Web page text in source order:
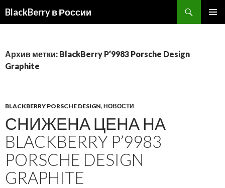
BlackBerry в России
Архив метки: BlackBerry P’9983 Porsche Design
Graphite
BLACKBERRY PORSCHE DESIGN, НОВОСТИ
СНИЖЕНА ЦЕНА НА
BLACKBERRY P’9983
PORSCHE DESIGN
GRAPHITE